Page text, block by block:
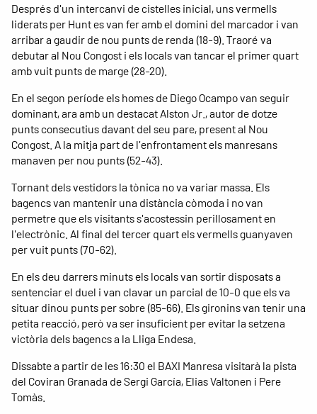
Després d'un intercanvi de cistelles inicial, uns vermells
liderats per Hunt es van fer amb el domini del marcador i van
arribar a gaudir de nou punts de renda (18-9). Traoré va
debutar al Nou Congost i els locals van tancar el primer quart
amb vuit punts de marge (28-20).
En el segon període els homes de Diego Ocampo van seguir
dominant, ara amb un destacat Alston Jr., autor de dotze
punts consecutius davant del seu pare, present al Nou
Congost. A la mitja part de l'enfrontament els manresans
manaven per nou punts (52-43).
Tornant dels vestidors la tònica no va variar massa. Els
bagencs van mantenir una distància còmoda i no van
permetre que els visitants s'acostessin perillosament en
l'electrònic. Al final del tercer quart els vermells guanyaven
per vuit punts (70-62).
En els deu darrers minuts els locals van sortir disposats a
sentenciar el duel i van clavar un parcial de 10-0 que els va
situar dinou punts per sobre (85-66). Els gironins van tenir una
petita reacció, però va ser insuficient per evitar la setzena
victòria dels bagencs a la Lliga Endesa.
Dissabte a partir de les 16:30 el BAXI Manresa visitarà la pista
del Coviran Granada de Sergi García, Elias Valtonen i Pere
Tomàs.